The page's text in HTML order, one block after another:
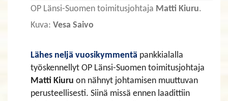
OP Länsi-Suomen toimitusjohtaja Matti Kiuru.
Kuva: Vesa Saivo
​​​​​​​Lähes neljä vuosikymmentä pankkialalla
työskennellyt OP Länsi-Suomen toimitusjohtaja
Matti Kiuru on nähnyt johtamisen muuttuvan
perusteellisesti. Siinä missä ennen laadittiin